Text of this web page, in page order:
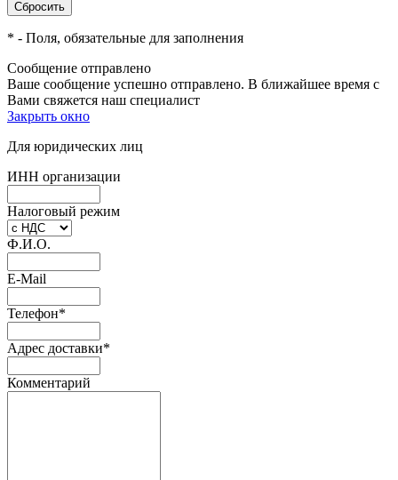
* - Поля, обязательные для заполнения
Сообщение отправлено
Ваше сообщение успешно отправлено. В ближайшее время с
Вами свяжется наш специалист
Закрыть окно
Для юридических лиц
ИНН организации
Налоговый режим
Ф.И.О.
E-Mail
Телефон*
Адрес доставки*
Комментарий